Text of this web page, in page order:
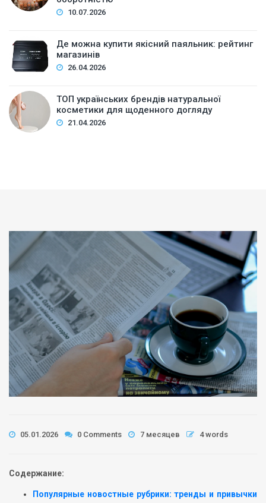
10.07.2026
Де можна купити якісний паяльник: рейтинг
магазинів
26.04.2026
ТОП українських брендів натуральної
косметики для щоденного догляду
21.04.2026
05.01.2026 0 Comments 7 месяцев 4 words
Содержание:
Популярные новостные рубрики: тренды и привычки